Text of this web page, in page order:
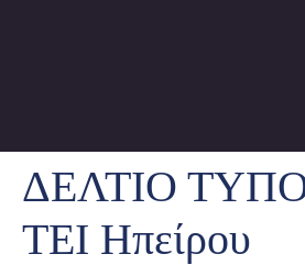
ΔΕΛΤΙΟ
ΤΕΙ Ηπείρου